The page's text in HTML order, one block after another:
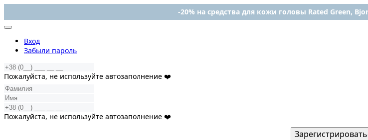
-20% на средства для кожи головы Rated Green,
Вход
Забыли пароль
Пожалуйста, не используйте автозаполнение ❤️
Пожалуйста, не используйте автозаполнение ❤️